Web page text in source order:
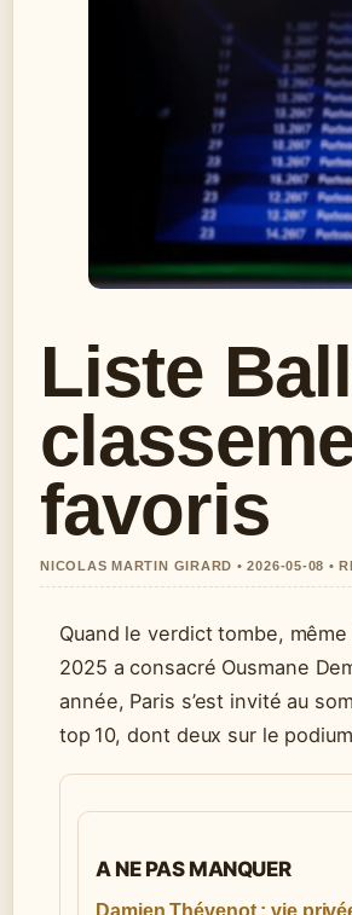
Liste
favoris
NICOLAS MARTIN GIRARD • 2026-05-08 •
Quand le verdict tombe,
2025 a consacré Ousmane
année, Paris s’est invité au
top 10, dont deux sur le
A NE PAS MANQUER